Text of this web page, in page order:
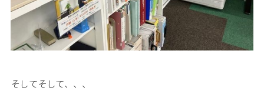
そしてそして、、、